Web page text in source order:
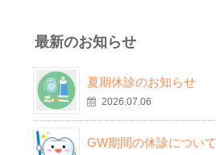
最新のお知らせ
夏期休診のお知らせ
2026.07.06
GW期間の休診について